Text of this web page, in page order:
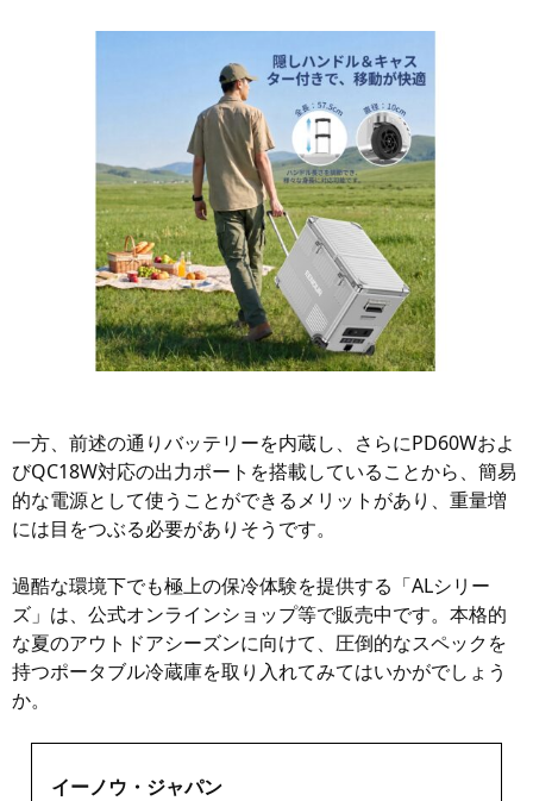
一方、前述の通りバッテリーを内蔵し、さらにPD60Wおよ
びQC18W対応の出力ポートを搭載していることから、簡易
的な電源として使うことができるメリットがあり、重量増
には目をつぶる必要がありそうです。
過酷な環境下でも極上の保冷体験を提供する「ALシリー
ズ」は、公式オンラインショップ等で販売中です。本格的
な夏のアウトドアシーズンに向けて、圧倒的なスペックを
持つポータブル冷蔵庫を取り入れてみてはいかがでしょう
か。
イーノウ・ジャパン